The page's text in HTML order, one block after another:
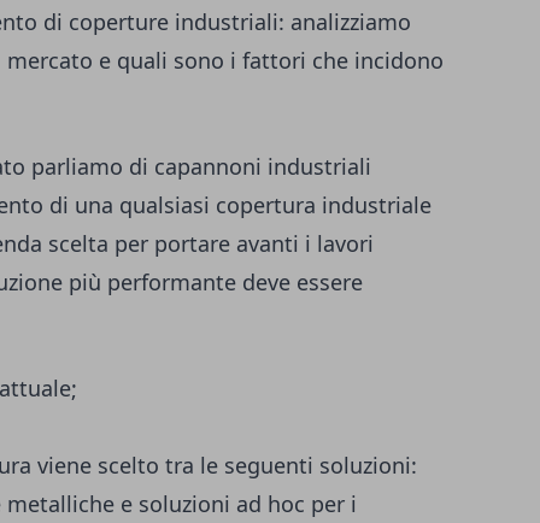
di coperture industriali: analizziamo
e quali sono i fattori che incidono
parliamo di capannoni industriali
di una qualsiasi copertura industriale
scelta per portare avanti i lavori
più performante deve essere
viene scelto tra le seguenti soluzioni:
e soluzioni ad hoc per i